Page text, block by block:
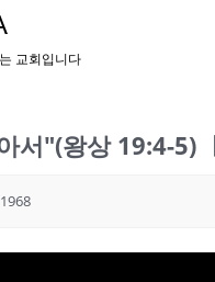
교회입니다
서"(왕상 19:4-5)
1968